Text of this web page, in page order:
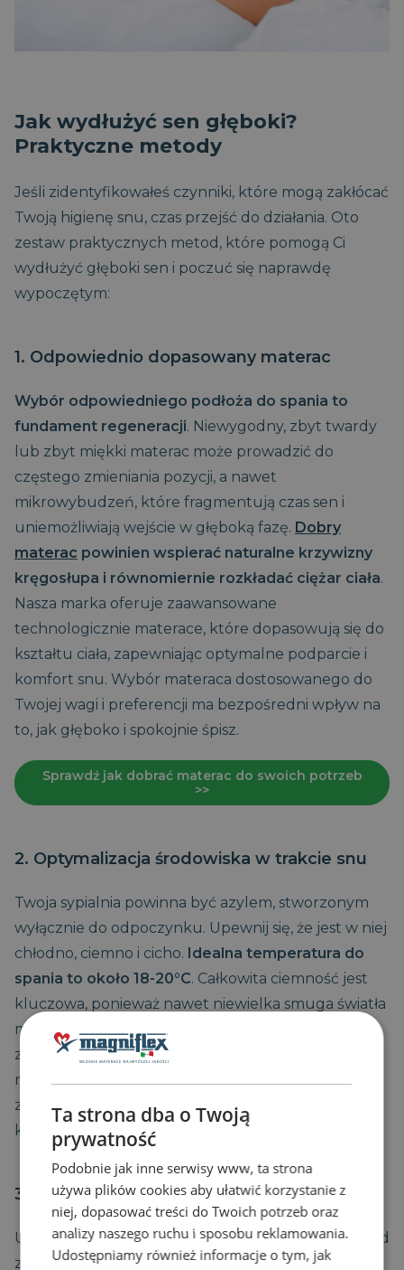
Jak wydłużyć sen głęboki?
Praktyczne metody
Jeśli zidentyfikowałeś czynniki, które mogą zakłócać
Twoją higienę snu, czas przejść do działania. Oto
zestaw praktycznych metod, które pomogą Ci
wydłużyć głęboki sen i poczuć się naprawdę
wypoczętym:
1. Odpowiednio dopasowany materac
Wybór odpowiedniego podłoża do spania to
fundament regeneracji. Niewygodny, zbyt twardy
lub zbyt miękki materac może prowadzić do
częstego zmieniania pozycji, a nawet
mikrowybudzeń, które fragmentują czas sen i
uniemożliwiają wejście w głęboką fazę. Dobry
materac powinien wspierać naturalne krzywizny
kręgosłupa i równomiernie rozkładać ciężar ciała.
Nasza marka oferuje zaawansowane
technologicznie materace, które dopasowują się do
kształtu ciała, zapewniając optymalne podparcie i
komfort snu. Wybór materaca dostosowanego do
Twojej wagi i preferencji ma bezpośredni wpływ na
to, jak głęboko i spokojnie śpisz.
Sprawdź jak dobrać materac do swoich potrzeb
>>
2. Optymalizacja środowiska w trakcie snu
Twoja sypialnia powinna być azylem, stworzonym
wyłącznie do odpoczynku. Upewnij się, że jest w niej
chłodno, ciemno i cicho. Idealna temperatura do
spania to około 18-20°C. Całkowita ciemność jest
kluczowa, ponieważ nawet niewielka smuga światła
może zakłócać produkcję melatoniny. Warto
zainwestować w grube zasłony typu
maskę na oczy. Jeśli przeszkadzają Ci hałasy, użyj
zatyczek do uszu lub generatora białego szumu,
który maskuje nagłe dźwięki.
3. Zdrowa dieta i nawodnienie
Unikaj obfitych, ciężkostrawnych posiłków tuż przed
zdrowym snem. Niewłaściwa dieta i pełny żołądek
Ta strona dba o Twoją
prywatność
Podobnie jak inne serwisy www, ta strona
używa plików cookies aby ułatwić korzystanie z
niej, dopasować treści do Twoich potrzeb oraz
analizy naszego ruchu i sposobu reklamowania.
Udostępniamy również informacje o tym, jak